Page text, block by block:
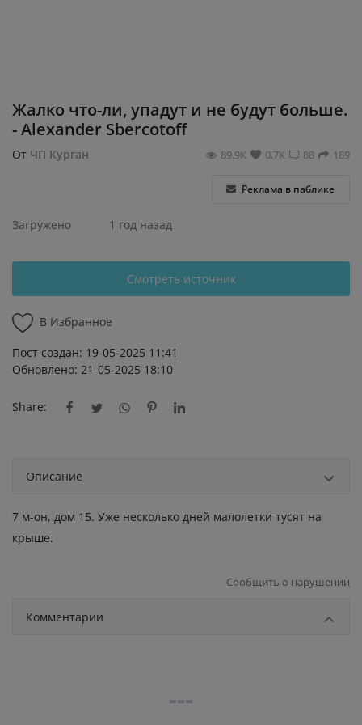
Жалко что-ли, упадут и не будут больше.
- Alexander Sbercotoff
От ЧП Курган 189
88
0.7К
89.9К
Реклама в паблике
Загружено 1 год назад
Смотреть источник
В Избранное
Пост создан: 19-05-2025 11:41
Обновлено: 21-05-2025 18:10
Share:
Описание
7 м-он, дом 15. Уже несколько дней малолетки тусят на
крыше.
Сообщить о нарушении
Комментарии